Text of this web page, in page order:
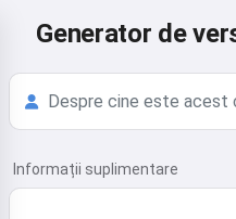
Generator de
Informații suplimentare